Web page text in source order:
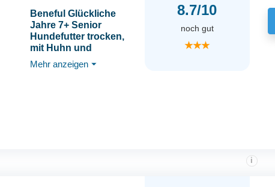
Beneful Glückliche
Jahre 7+ Senior
Hundefutter trocken,
mit Huhn und
Gartengemüse, 1er
Pack (1 x 12kg)
Mehr anzeigen ⏷
8.7/10
noch gut
★★★
i